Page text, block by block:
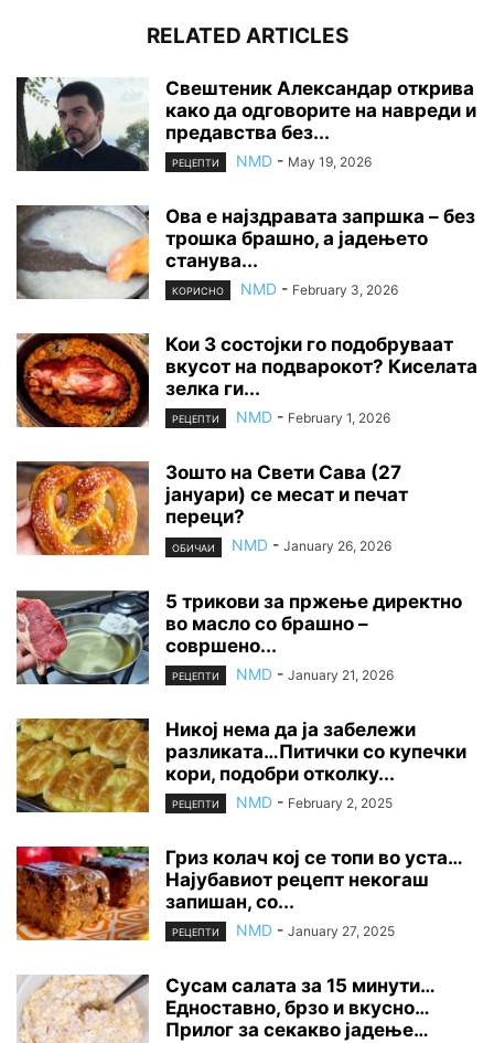
RELATED ARTICLES
Свештеник Александар открива
како да одговорите на навреди и
предавства без...
РЕЦЕПТИ NMD - May 19, 2026
Ова е најздравата запршка – без
трошка брашно, а јадењето
станува...
КОРИСНО NMD - February 3, 2026
Кои 3 состојки го подобруваат
вкусот на подварокот? Киселата
зелка ги...
РЕЦЕПТИ NMD - February 1, 2026
Зошто на Свети Сава (27
јануари) се месат и печат
переци?
ОБИЧАИ NMD - January 26, 2026
5 трикови за пржење директно
во масло со брашно –
совршено...
РЕЦЕПТИ NMD - January 21, 2026
Никој нема да ја забележи
разликата…Питички со купечки
кори, подобри отколку...
РЕЦЕПТИ NMD - February 2, 2025
Гриз колач кој се топи во уста…
Најубавиот рецепт некогаш
запишан, со...
РЕЦЕПТИ NMD - January 27, 2025
Сусам салата за 15 минути…
Едноставно, брзо и вкусно…
Прилог за секакво јадење…